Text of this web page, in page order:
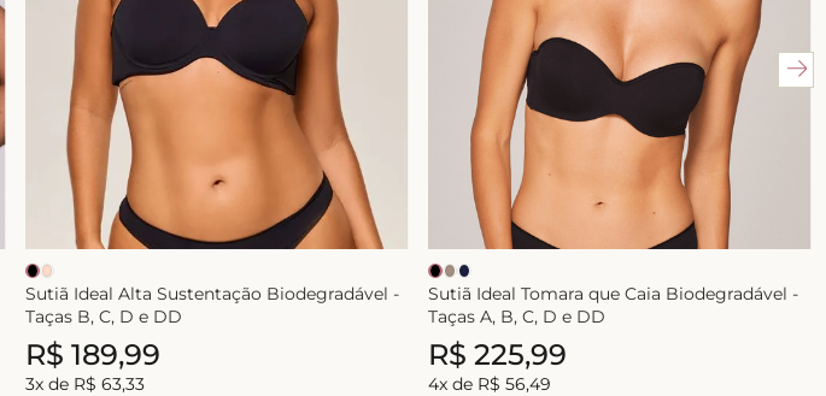
Sutiã Ideal Alta Sustentação Biodegradável -
Taças B, C, D e DD
R$ 189,99
3x de R$ 63,33
Sutiã Ideal Tomara que Caia Biodegradável -
Taças A, B, C, D e DD
R$ 225,99
4x de R$ 56,49